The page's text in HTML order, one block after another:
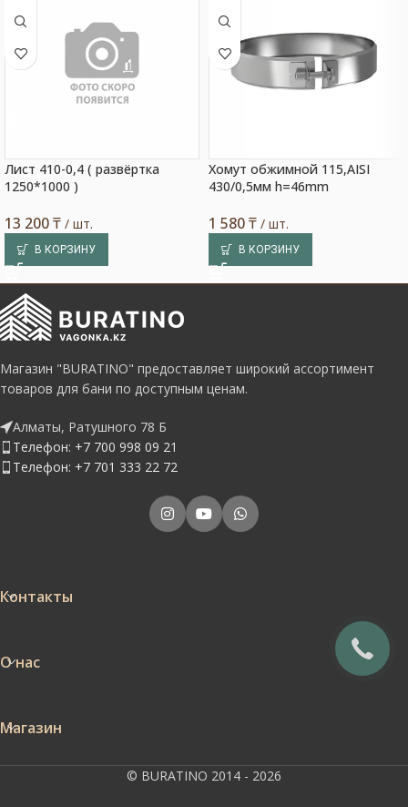
Лист 410-0,4 ( развёртка
1250*1000 )
13 200₸ / шт.
В КОРЗИНУ
Хомут обжимной 115,AISI
430/0,5мм h=46mm
1 580₸ / шт.
В КОРЗИНУ
Магазин "BURATINO" предоставляет широкий ассортимент
товаров для бани по доступным ценам.
Алматы, Ратушного 78 Б
Телефон: +7 700 998 09 21
Телефон: +7 701 333 22 72
Контакты
О нас
Магазин
© BURATINO 2014 - 2026